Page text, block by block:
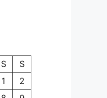
S
S
1
2